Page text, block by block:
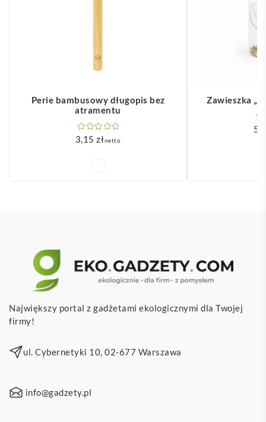
Perie bambusowy długopis bez
atramentu
3,15złnetto
Zawieszka
Największy portal z gadżetami ekologicznymi dla Twojej
firmy!
ul. Cybernetyki 10, 02-677 Warszawa
info@gadzety.pl